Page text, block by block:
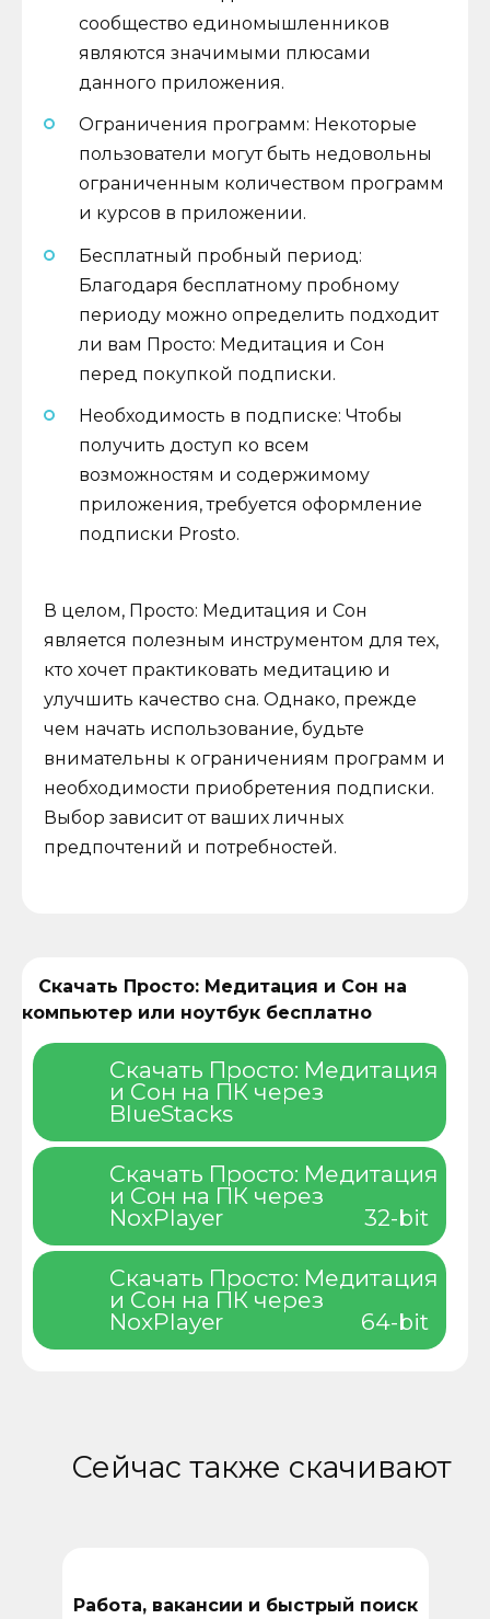
сообщество единомышленников
являются значимыми плюсами
данного приложения.
Ограничения программ: Некоторые
пользователи могут быть недовольны
ограниченным количеством программ
и курсов в приложении.
Бесплатный пробный период:
Благодаря бесплатному пробному
периоду можно определить подходит
ли вам Просто: Медитация и Сон
перед покупкой подписки.
Необходимость в подписке: Чтобы
получить доступ ко всем
возможностям и содержимому
приложения, требуется оформление
подписки Prosto.
В целом, Просто: Медитация и Сон
является полезным инструментом для тех,
кто хочет практиковать медитацию и
улучшить качество сна. Однако, прежде
чем начать использование, будьте
внимательны к ограничениям программ и
необходимости приобретения подписки.
Выбор зависит от ваших личных
предпочтений и потребностей.
Скачать Просто: Медитация и Сон на
компьютер или ноутбук бесплатно
Скачать Просто: Медитация
и Сон на ПК через
BlueStacks
Скачать Просто: Медитация
и Сон на ПК через
NoxPlayer
32-bit
Скачать Просто: Медитация
и Сон на ПК через
NoxPlayer
64-bit
Сейчас также скачивают
Работа, вакансии и быстрый поиск